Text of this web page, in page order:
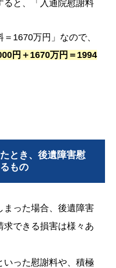
と、「入通院慰謝料
1670万円」なので、
円＋1670万円＝1994
とき、後遺障害慰
もの
まった場合、後遺障害
求できる損害は様々あ
いった慰謝料や、積極